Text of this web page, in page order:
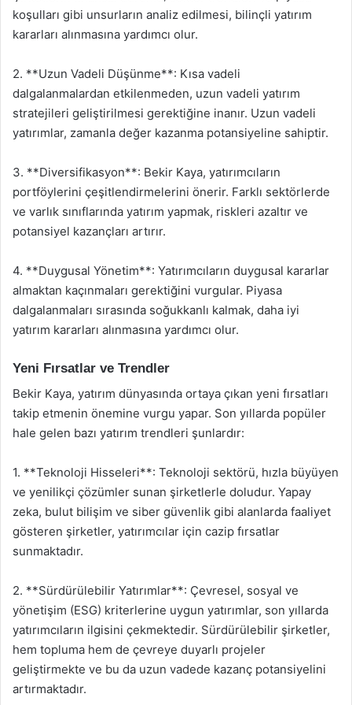
koşulları gibi unsurların analiz edilmesi, bilinçli yatırım
kararları alınmasına yardımcı olur.
2. **Uzun Vadeli Düşünme**: Kısa vadeli
dalgalanmalardan etkilenmeden, uzun vadeli yatırım
stratejileri geliştirilmesi gerektiğine inanır. Uzun vadeli
yatırımlar, zamanla değer kazanma potansiyeline sahiptir.
3. **Diversifikasyon**: Bekir Kaya, yatırımcıların
portföylerini çeşitlendirmelerini önerir. Farklı sektörlerde
ve varlık sınıflarında yatırım yapmak, riskleri azaltır ve
potansiyel kazançları artırır.
4. **Duygusal Yönetim**: Yatırımcıların duygusal kararlar
almaktan kaçınmaları gerektiğini vurgular. Piyasa
dalgalanmaları sırasında soğukkanlı kalmak, daha iyi
yatırım kararları alınmasına yardımcı olur.
Yeni Fırsatlar ve Trendler
Bekir Kaya, yatırım dünyasında ortaya çıkan yeni fırsatları
takip etmenin önemine vurgu yapar. Son yıllarda popüler
hale gelen bazı yatırım trendleri şunlardır:
1. **Teknoloji Hisseleri**: Teknoloji sektörü, hızla büyüyen
ve yenilikçi çözümler sunan şirketlerle doludur. Yapay
zeka, bulut bilişim ve siber güvenlik gibi alanlarda faaliyet
gösteren şirketler, yatırımcılar için cazip fırsatlar
sunmaktadır.
2. **Sürdürülebilir Yatırımlar**: Çevresel, sosyal ve
yönetişim (ESG) kriterlerine uygun yatırımlar, son yıllarda
yatırımcıların ilgisini çekmektedir. Sürdürülebilir şirketler,
hem topluma hem de çevreye duyarlı projeler
geliştirmekte ve bu da uzun vadede kazanç potansiyelini
artırmaktadır.